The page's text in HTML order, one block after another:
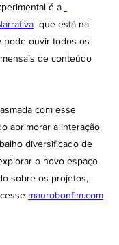
é a
  que está na
pode ouvir todos os
de conteúdo
com esse
aprimorar a interação
diversificado de
o novo espaço
sobre os projetos,
maurobonfim.com